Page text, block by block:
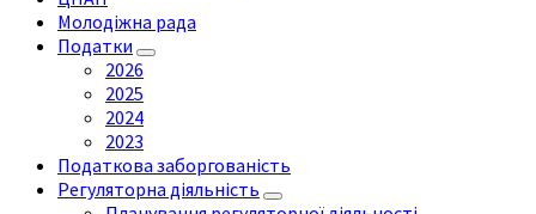
Молодіжна рада
Податки
2026
2025
2024
2023
Податкова заборгованість
Регуляторна діяльність